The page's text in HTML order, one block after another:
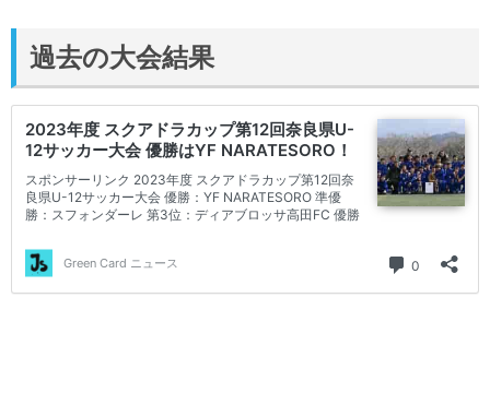
過去の大会結果